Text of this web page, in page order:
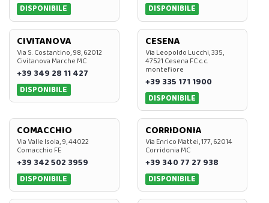
DISPONIBILE
DISPONIBILE
CIVITANOVA
Via S. Costantino, 98, 62012
Civitanova Marche MC
+39 349 28 11 427
DISPONIBILE
CESENA
Via Leopoldo Lucchi, 335,
47521 Cesena FC c.c.
montefiore
+39 335 171 1900
DISPONIBILE
COMACCHIO
Via Valle Isola, 9, 44022
Comacchio FE
+39 342 502 3959
DISPONIBILE
CORRIDONIA
Via Enrico Mattei, 177, 62014
Corridonia MC
+39 340 77 27 938
DISPONIBILE